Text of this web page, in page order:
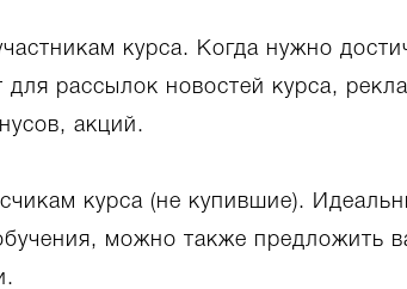
курса. Когда нужно
для рассылок новостей курса,
акций.
курса (не купившие).
можно также предложить